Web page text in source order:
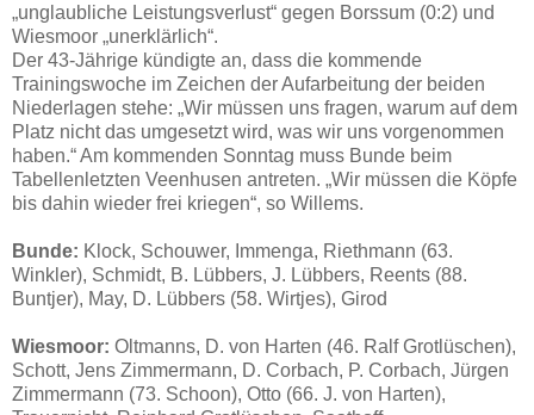
„unglaubliche Leistungsverlust“ gegen Borssum (0:2) und
Wiesmoor „unerklärlich“.
Der 43-Jährige kündigte an, dass die kommende
Trainingswoche im Zeichen der Aufarbeitung der beiden
Niederlagen stehe: „Wir müssen uns fragen, warum auf dem
Platz nicht das umgesetzt wird, was wir uns vorgenommen
haben.“ Am kommenden Sonntag muss Bunde beim
Tabellenletzten Veenhusen antreten. „Wir müssen die Köpfe
bis dahin wieder frei kriegen“, so Willems.
Bunde: Klock, Schouwer, Immenga, Riethmann (63.
Winkler), Schmidt, B. Lübbers, J. Lübbers, Reents (88.
Buntjer), May, D. Lübbers (58. Wirtjes), Girod
Wiesmoor: Oltmanns, D. von Harten (46. Ralf Grotlüschen),
Schott, Jens Zimmermann, D. Corbach, P. Corbach, Jürgen
Zimmermann (73. Schoon), Otto (66. J. von Harten),